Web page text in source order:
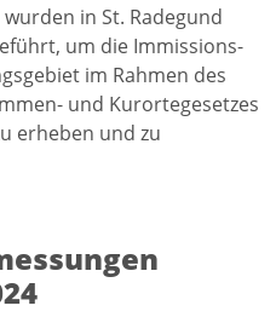
wurden in St. Radegund
um die Immissions-
im Rahmen des
und Kurortegesetzes
erheben und zu